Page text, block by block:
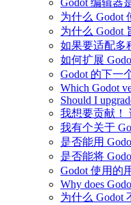
Godot 编辑器
为什么 Godot
为什么 Godot
如果要适配多
如何扩展
Godot 的下一
Which Godot
Should I
我想要贡献！
我有个关于
是否能用
是否能将
Godot 使用的
Why does
为什么 Godot